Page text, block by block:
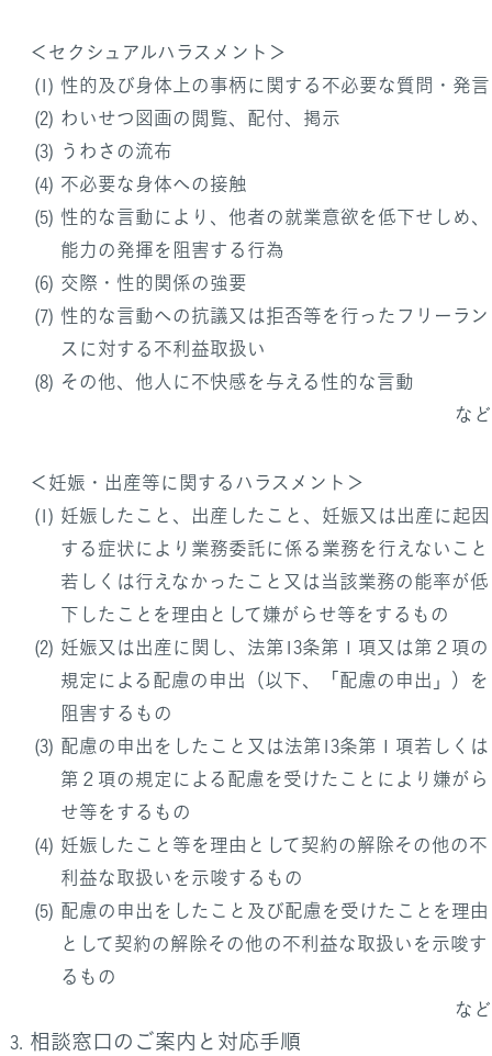
＜セクシュアルハラスメント＞
性的及び身体上の事柄に関する不必要な質問・発言
わいせつ図画の閲覧、配付、掲示
うわさの流布
不必要な身体への接触
性的な言動により、他者の就業意欲を低下せしめ、
能力の発揮を阻害する行為
交際・性的関係の強要
性的な言動への抗議又は拒否等を行ったフリーラン
スに対する不利益取扱い
その他、他人に不快感を与える性的な言動
など
＜妊娠・出産等に関するハラスメント＞
妊娠したこと、出産したこと、妊娠又は出産に起因
する症状により業務委託に係る業務を行えないこと
若しくは行えなかったこと又は当該業務の能率が低
下したことを理由として嫌がらせ等をするもの
妊娠又は出産に関し、法第13条第１項又は第２項の
規定による配慮の申出（以下、「配慮の申出」）を
阻害するもの
配慮の申出をしたこと又は法第13条第１項若しくは
第２項の規定による配慮を受けたことにより嫌がら
せ等をするもの
妊娠したこと等を理由として契約の解除その他の不
利益な取扱いを示唆するもの
配慮の申出をしたこと及び配慮を受けたことを理由
として契約の解除その他の不利益な取扱いを示唆す
るもの
など
相談窓口のご案内と対応手順